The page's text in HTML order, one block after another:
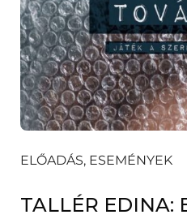
ELŐADÁS, ESEMÉNYEK
TALLÉR EDINA: